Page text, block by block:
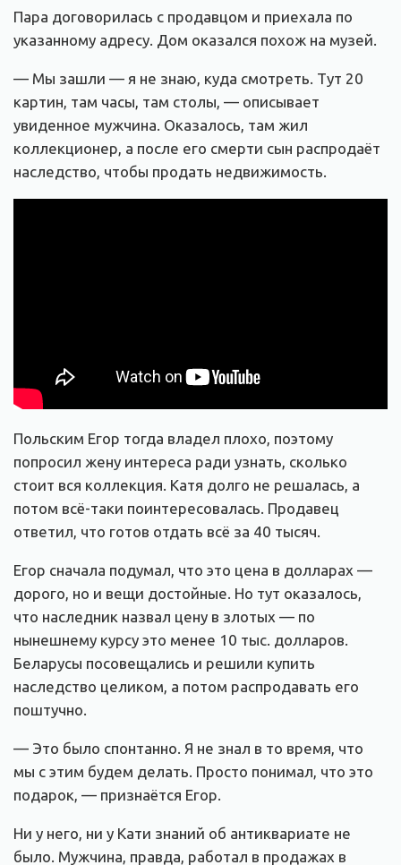
Пара договорилась с продавцом и приехала по
указанному адресу. Дом оказался похож на музей.
— Мы зашли — я не знаю, куда смотреть. Тут 20
картин, там часы, там столы, — описывает
увиденное мужчина. Оказалось, там жил
коллекционер, а после его смерти сын распродаёт
наследство, чтобы продать недвижимость.
Польским Егор тогда владел плохо, поэтому
попросил жену интереса ради узнать, сколько
стоит вся коллекция. Катя долго не решалась, а
потом всё-таки поинтересовалась. Продавец
ответил, что готов отдать всё за 40 тысяч.
Егор сначала подумал, что это цена в долларах —
дорого, но и вещи достойные. Но тут оказалось,
что наследник назвал цену в злотых — по
нынешнему курсу это менее 10 тыс. долларов.
Беларусы посовещались и решили купить
наследство целиком, а потом распродавать его
поштучно.
— Это было спонтанно. Я не знал в то время, что
мы с этим будем делать. Просто понимал, что это
подарок, — признаётся Егор.
Ни у него, ни у Кати знаний об антиквариате не
было. Мужчина, правда, работал в продажах в